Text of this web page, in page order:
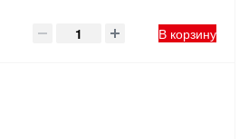
В корзину